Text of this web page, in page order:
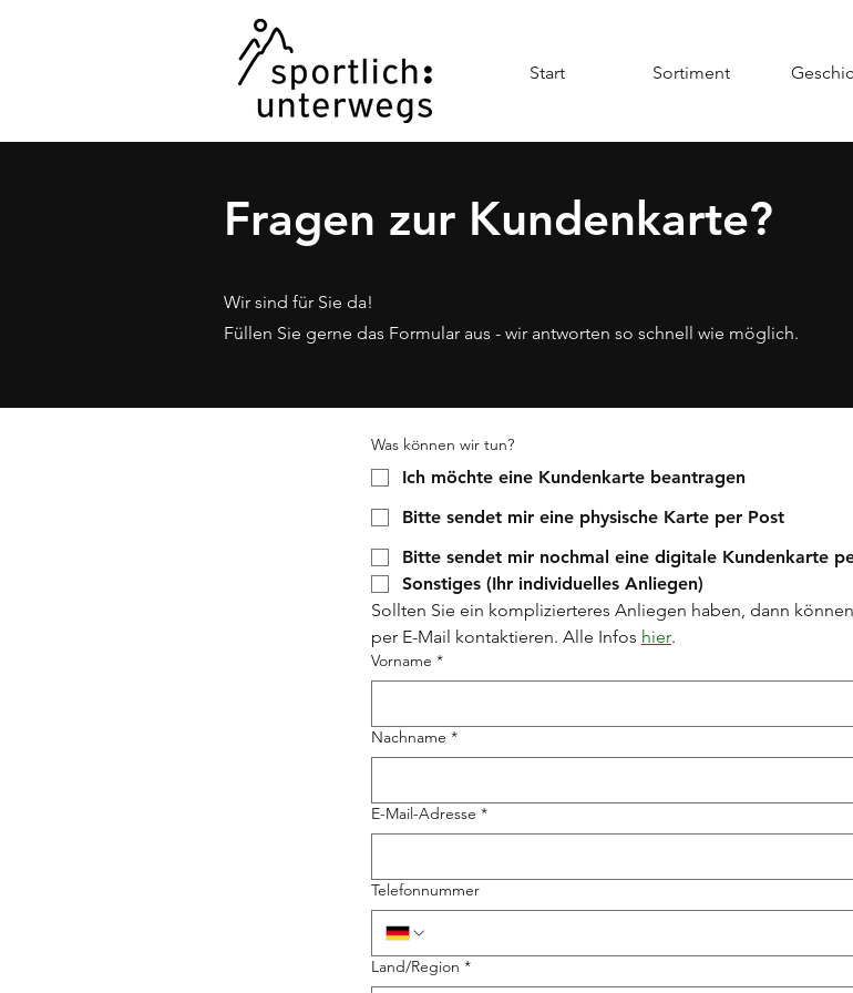
Start Sortiment
Fragen zur Kundenkarte?
Wir sind für Sie da!
Füllen Sie gerne das Formular aus - wir antworten so schnell wie möglich.
Was können wir tun?
Ich möchte eine Kundenkarte beantragen
Bitte sendet mir eine physische Karte per Post
Bitte sendet mir nochmal eine digitale Kundenkarte
Sonstiges (Ihr individuelles Anliegen)
Sollten Sie ein komplizierteres Anliegen haben, dann
per E-Mail kontaktieren. Alle Infos hier.
Vorname *
Nachname *
E-Mail-Adresse *
Telefonnummer
Mehrzeilige Adresse
Land/Region *